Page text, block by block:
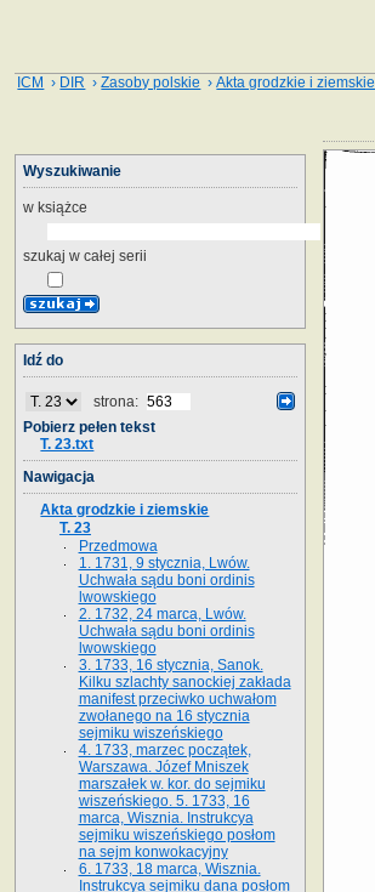
ICM › DIR ›Zasoby polskie ›Akta grodzkie i ziemskie
Wyszukiwanie
w książce
szukaj w całej serii
Idź do
strona:
Pobierz pełen tekst
T. 23.txt
Nawigacja
Akta grodzkie i ziemskie
T. 23
Przedmowa
1. 1731, 9 stycznia, Lwów.
Uchwała sądu boni ordinis
lwowskiego
2. 1732, 24 marca, Lwów.
Uchwała sądu boni ordinis
lwowskiego
3. 1733, 16 stycznia, Sanok.
Kilku szlachty sanockiej zakłada
manifest przeciwko uchwałom
zwołanego na 16 stycz­nia
sejmiku wiszeńskiego
4. 1733, marzec początek,
Warszawa. Józef Mniszek
marszałek w. kor. do sejmiku
wiszeńskiego. 5. 1733, 16
marca, Wisznia. Instrukcya
sejmiku wiszeńskiego posłom
na sejm konwokacyjny
6. 1733, 18 marca, Wisznia.
Instrukcya sejmiku dana posłom